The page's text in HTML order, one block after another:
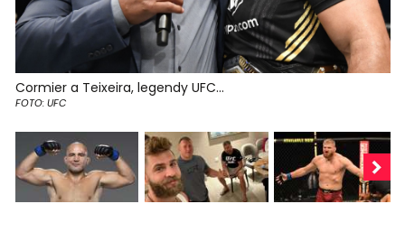
Cormier a Teixeira, legendy UFC...
FOTO: UFC